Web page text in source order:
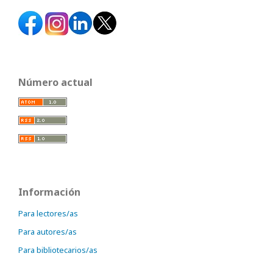
Número actual
Información
Para lectores/as
Para autores/as
Para bibliotecarios/as